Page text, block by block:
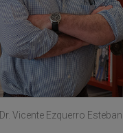
Dr. Vicente Ezquerro Esteban